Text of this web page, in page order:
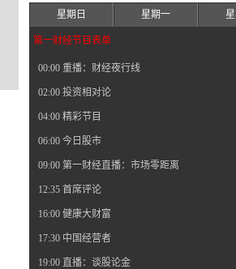
星期日 星期一
第一财经节目表单
00:00 重播：财经夜行线
02:00 投资相对论
04:00 精彩节目
06:00 今日股市
09:00 第一财经直播：市场零距离
12:35 首席评论
16:00 健康大财富
17:30 中国经营者
19:00 直播：谈股论金